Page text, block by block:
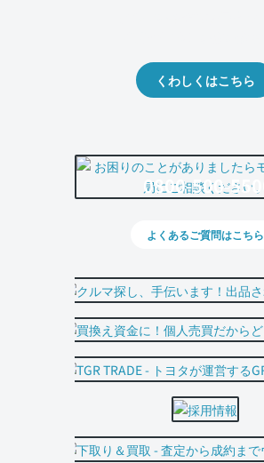
くわしくはこちら
0800-500-5500
よくあるご質問はこちら